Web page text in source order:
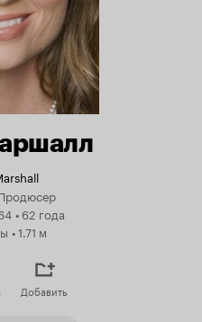
• 62 года
•1.71 м
Добавить